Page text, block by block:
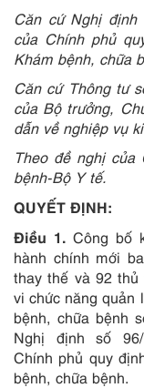
Căn cứ Nghị định
của Chính phủ
Khám bệnh, chữa
Căn cứ Thông tư
của Bộ trưởng,
dẫn về nghiệp vụ
Theo đề nghị của
bệnh-Bộ Y tế.
QUYẾT ĐỊNH:
Điều 1.Công bố
hành chính mới
thay thế và 92
vi chức năng quản
bệnh, chữa bệnh
Nghị định số 96/
Chính phủ quy
bệnh, chữa bệnh.